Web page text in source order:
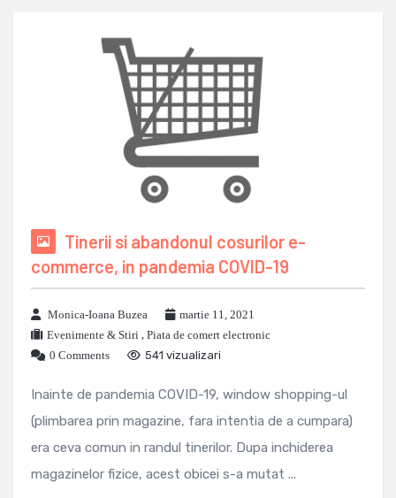
Tinerii si abandonul cosurilor e-
commerce, in pandemia COVID-19
Monica-Ioana Buzea
martie 11, 2021
Evenimente & Stiri , Piata de comert electronic
0 Comments
541 vizualizari
Inainte de pandemia COVID-19, window shopping-ul
(plimbarea prin magazine, fara intentia de a cumpara)
era ceva comun in randul tinerilor. Dupa inchiderea
magazinelor fizice, acest obicei s-a mutat ...